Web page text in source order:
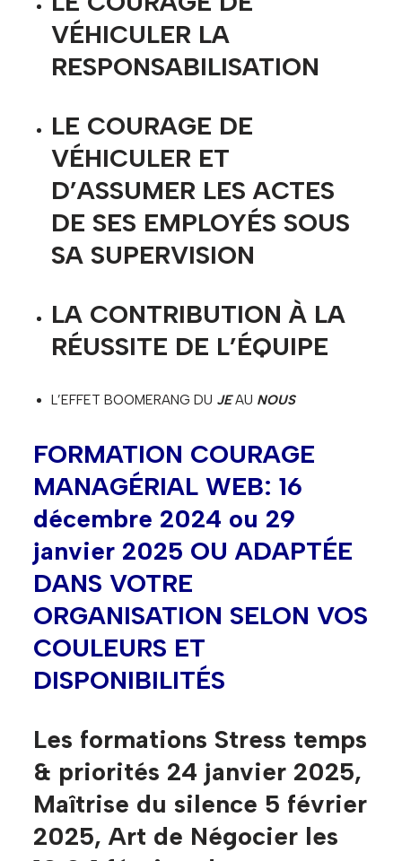
VÉHICULER LA
RESPONSABILISATION
LE COURAGE DE
VÉHICULER ET
D’ASSUMER LES ACTES
DE SES EMPLOYÉS SOUS
SA SUPERVISION
LA CONTRIBUTION À LA
RÉUSSITE DE L’ÉQUIPE
L’EFFET BOOMERANG DU JEAU NOUS
FORMATION COURAGE
MANAGÉRIAL WEB: 16
décembre 2024 ou 29
janvier 2025 OU ADAPTÉE
DANS VOTRE
ORGANISATION SELON VOS
COULEURS ET
DISPONIBILITÉS
Les formations Stress temps
& priorités 24 janvier 2025,
Maîtrise du silence 5 février
2025, Art de Négocier les